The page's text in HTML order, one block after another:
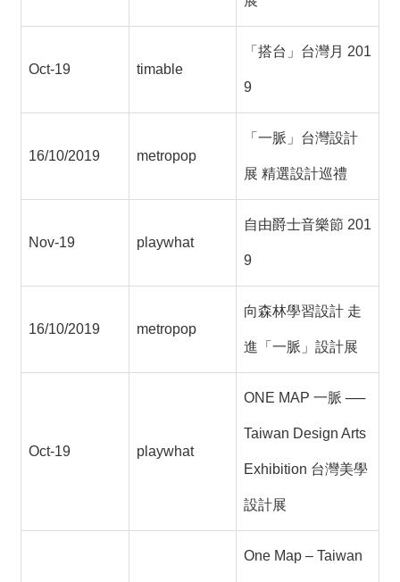
Oct-19 timable
「搭台」台灣月 201
9
16/10/2019 metropop
「一脈」台灣設計
展 精選設計巡禮
Nov-19 playwhat
自由爵士音樂節 201
9
16/10/2019 metropop
向森林學習設計 走
進「一脈」設計展
Oct-19 playwhat
ONE MAP 一脈 ──
Taiwan Design Arts
Exhibition 台灣美學
設計展
One Map – Taiwan